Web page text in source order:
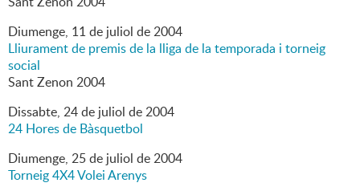
Diumenge, 11de juliol de2004
Lliurament de premis de la lliga de la temporada i torneig
social
Sant Zenon 2004
Dissabte, 24de juliol de2004
24 Hores de Bàsquetbol
Diumenge, 25de juliol de2004
Torneig 4X4 Volei Arenys